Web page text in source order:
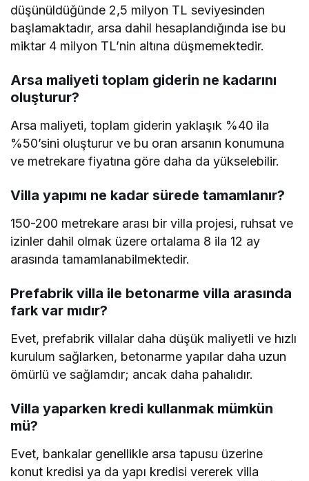
düşünüldüğünde 2,5 milyon TL seviyesinden
başlamaktadır, arsa dahil hesaplandığında ise bu
miktar 4 milyon TL’nin altına düşmemektedir.
Arsa maliyeti toplam giderin ne kadarını
oluşturur?
Arsa maliyeti, toplam giderin yaklaşık %40 ila
%50’sini oluşturur ve bu oran arsanın konumuna
ve metrekare fiyatına göre daha da yükselebilir.
Villa yapımı ne kadar sürede tamamlanır?
150-200 metrekare arası bir villa projesi, ruhsat ve
izinler dahil olmak üzere ortalama 8 ila 12 ay
arasında tamamlanabilmektedir.
Prefabrik villa ile betonarme villa arasında
fark var mıdır?
Evet, prefabrik villalar daha düşük maliyetli ve hızlı
kurulum sağlarken, betonarme yapılar daha uzun
ömürlü ve sağlamdır; ancak daha pahalıdır.
Villa yaparken kredi kullanmak mümkün
mü?
Evet, bankalar genellikle arsa tapusu üzerine
konut kredisi ya da yapı kredisi vererek villa